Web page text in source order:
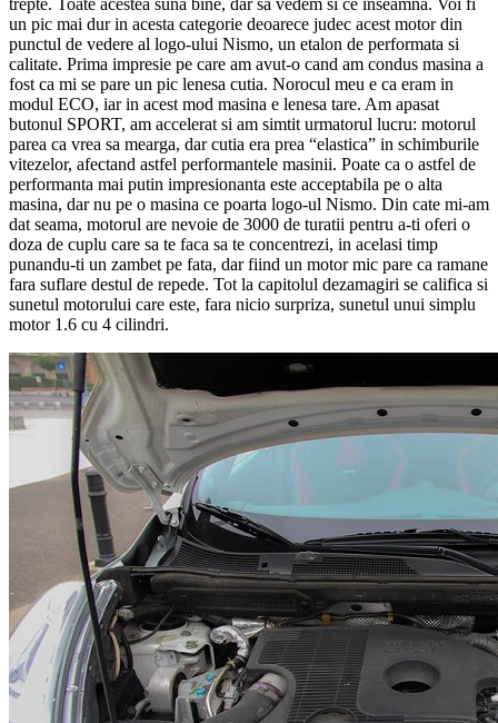
un pic mai dur in acesta categorie deoarece judec acest motor din
punctul de vedere al logo-ului Nismo, un etalon de performata si
calitate. Prima impresie pe care am avut-o cand am condus masina a
fost ca mi se pare un pic lenesa cutia. Norocul meu e ca eram in
modul ECO, iar in acest mod masina e lenesa tare. Am apasat
butonul SPORT, am accelerat si am simtit urmatorul lucru: motorul
parea ca vrea sa mearga, dar cutia era prea “elastica” in schimburile
vitezelor, afectand astfel performantele masinii. Poate ca o astfel de
performanta mai putin impresionanta este acceptabila pe o alta
masina, dar nu pe o masina ce poarta logo-ul Nismo. Din cate mi-am
dat seama, motorul are nevoie de 3000 de turatii pentru a-ti oferi o
doza de cuplu care sa te faca sa te concentrezi, in acelasi timp
punandu-ti un zambet pe fata, dar fiind un motor mic pare ca ramane
fara suflare destul de repede. Tot la capitolul dezamagiri se califica si
sunetul motorului care este, fara nicio surpriza, sunetul unui simplu
motor 1.6 cu 4 cilindri.